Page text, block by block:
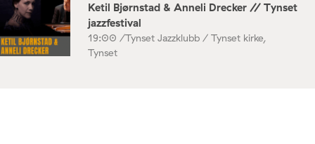
Ketil Bjørnstad & Anneli Drecker // Tynset
jazzfestival
19:00 /Tynset Jazzklubb / Tynset kirke,
Tynset